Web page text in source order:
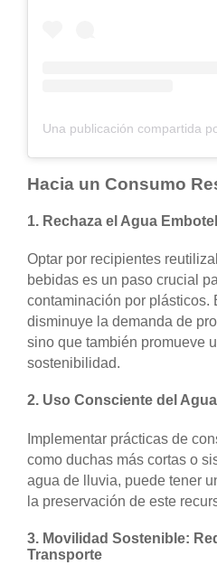
Hacia un Consumo
1. Rechaza el Agua
Optar por recipientes
bebidas es un paso crucial
contaminación por plásticos.
disminuye la demanda de
sino que también promueve
sostenibilidad.
2. Uso Consciente del
Implementar prácticas de
como duchas más cortas o
agua de lluvia, puede tener
la preservación de este
3. Movilidad Sostenible:
Transporte